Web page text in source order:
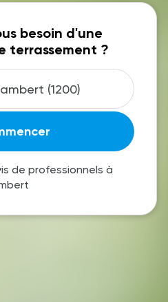
besoin d'une
terrassement ?
de professionnels à